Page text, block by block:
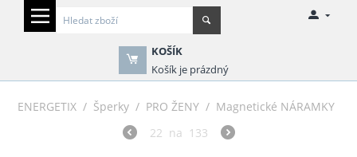
KOŠÍK
Košík je prázdný
ENERGETIX / Šperky / PRO ŽENY / Magnetické NÁRAMKY
22 na 133